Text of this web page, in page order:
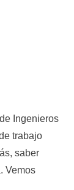
Ingenieros
trabajo
saber
Vemos